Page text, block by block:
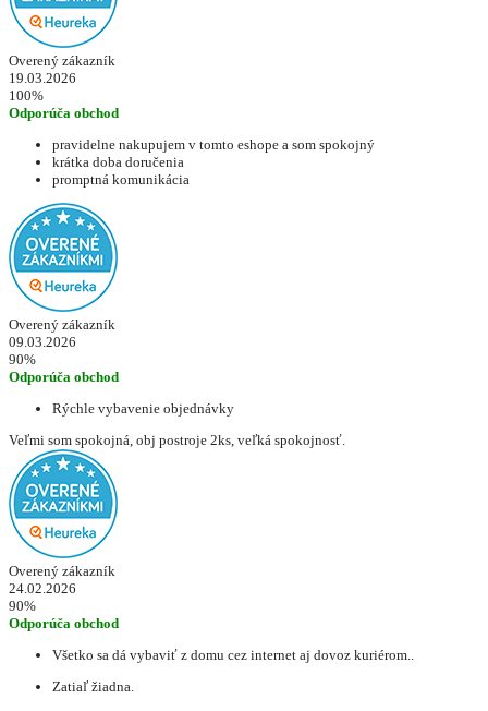
Overený zákazník
19.03.2026
100%
Odporúča obchod
pravidelne nakupujem v tomto eshope a som spokojný
krátka doba doručenia
promptná komunikácia
Overený zákazník
09.03.2026
90%
Odporúča obchod
Rýchle vybavenie objednávky
Veľmi som spokojná, obj postroje 2ks, veľká spokojnosť.
Overený zákazník
24.02.2026
90%
Odporúča obchod
Všetko sa dá vybaviť z domu cez internet aj dovoz kuriérom..
Zatiaľ žiadna.